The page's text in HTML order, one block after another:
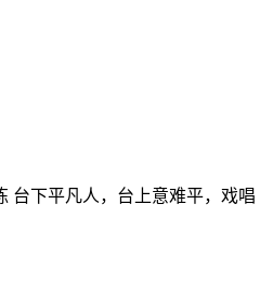
台下平凡人，台上意难平，戏唱